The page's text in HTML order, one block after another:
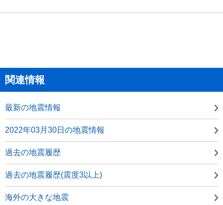
関連情報
最新の地震情報
2022年03月30日の地震情報
過去の地震履歴
過去の地震履歴(震度3以上)
海外の大きな地震